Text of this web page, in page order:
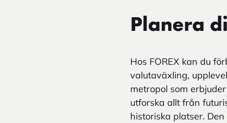
Planera
Hos FOREX kan du
valutaväxling,
metropol som
utforska allt från
historiska platser.